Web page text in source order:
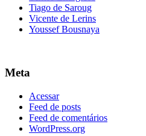
Tiago de Saroug
Vicente de Lerins
Youssef Bousnaya
Meta
Acessar
Feed de posts
Feed de comentários
WordPress.org